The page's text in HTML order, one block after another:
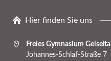
Hier finden Sie uns
Freies Gymnasium Geiseltal
Johannes-Schlaf-Straße 7